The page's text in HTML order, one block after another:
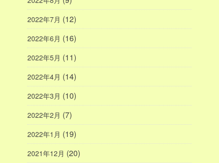
2022年7月 (12)
2022年6月 (16)
2022年5月 (11)
2022年4月 (14)
2022年3月 (10)
2022年2月 (7)
2022年1月 (19)
2021年12月 (20)